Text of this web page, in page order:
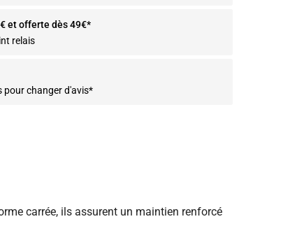
et offerte dès 49€*
relais
pour changer d'avis*
carrée, ils assurent un maintien renforcé